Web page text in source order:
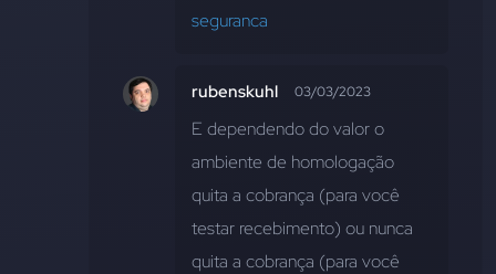
seguranca
rubenskuhl 03/03/2023
E dependendo do valor o
ambiente de homologação
quita a cobrança (para você
testar recebimento) ou nunca
quita a cobrança (para você